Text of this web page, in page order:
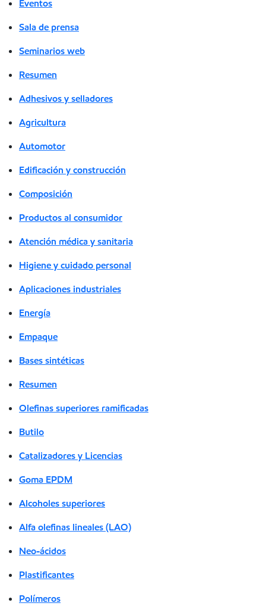
Eventos
Sala de prensa
Seminarios web
Resumen
Adhesivos y selladores
Agricultura
Automotor
Edificación y construcción
Composición
Productos al consumidor
Atención médica y sanitaria
Higiene y cuidado personal
Aplicaciones industriales
Energía
Empaque
Bases sintéticas
Resumen
Olefinas superiores ramificadas
Butilo
Catalizadores y Licencias
Goma EPDM
Alcoholes superiores
Alfa olefinas lineales (LAO)
Neo-ácidos
Plastificantes
Polímeros